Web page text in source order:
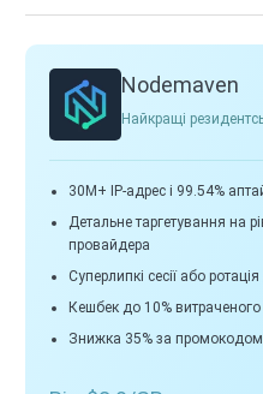
Nodemaven
Найкращі
30M+ IP-адрес і 99.54%
Детальне таргетування на
провайдера
Суперлипкі сесії або
Кешбек до 10% витраченого
Знижка 35% за промокодом